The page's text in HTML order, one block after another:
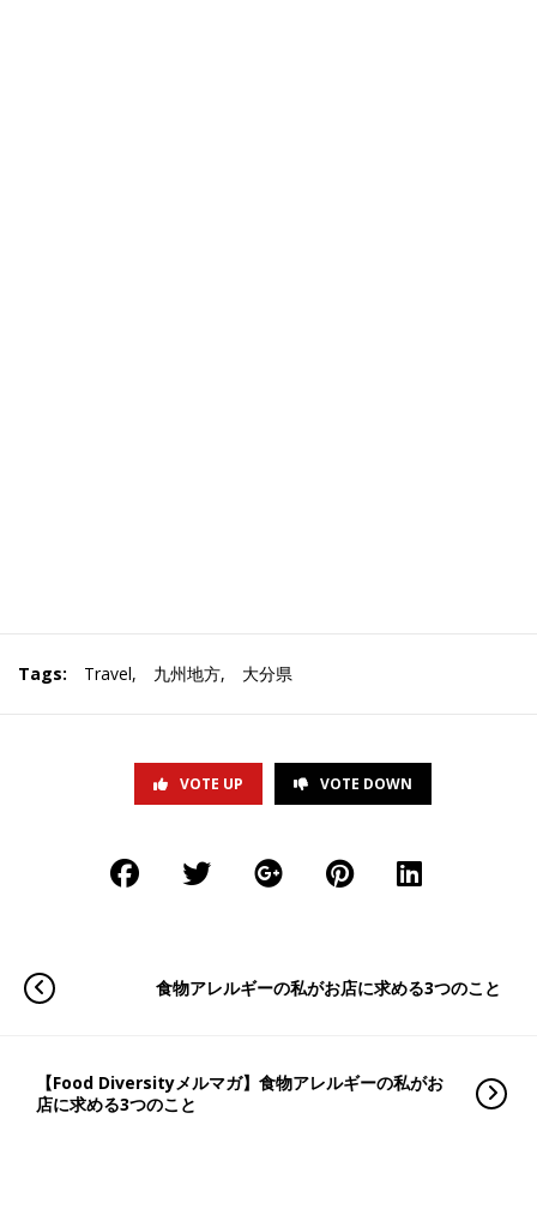
Tags: Travel, 九州地方, 大分県
VOTE UP VOTE DOWN
食物アレルギーの私がお店に求める3つのこと
【Food Diversityメルマガ】食物アレルギーの私がお
店に求める3つのこと